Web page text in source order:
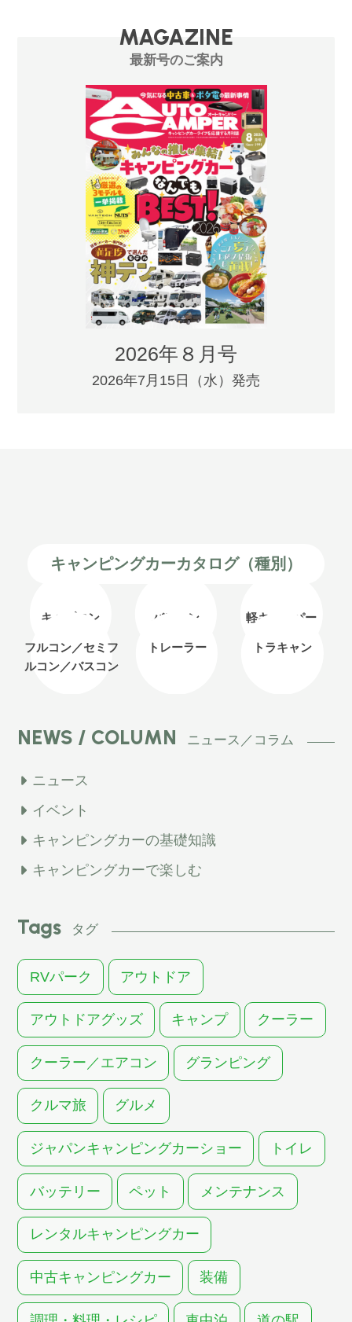
MAGAZINE
最新号のご案内
2026年８月号
2026年7月15日（水）発売
キャンピングカーカタログ（種別）
キャブコン バンコン 軽キャンパー
フルコン／セミフ
ルコン／バスコン
トレーラー トラキャン
NEWS / COLUMN ニュース／コラム
ニュース
イベント
キャンピングカーの基礎知識
キャンピングカーで楽しむ
Tags タグ
RVパーク アウトドア
アウトドアグッズ キャンプ クーラー
クーラー／エアコン グランピング
クルマ旅 グルメ
ジャパンキャンピングカーショー トイレ
バッテリー ペット メンテナンス
レンタルキャンピングカー
中古キャンピングカー 装備